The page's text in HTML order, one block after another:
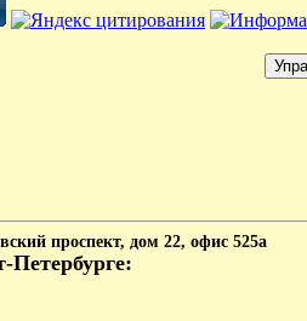
проспект, дом 22, офис 525а
: